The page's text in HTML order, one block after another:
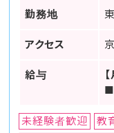
勤務地
アクセス
給与
■
未経験者歓迎 教